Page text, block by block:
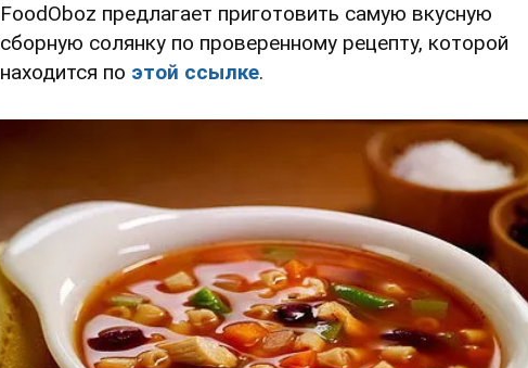
FoodOboz предлагает приготовить самую вкусную
сборную солянку по проверенному рецепту, которой
находится по этой ссылке.